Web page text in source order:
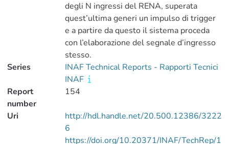
degli N ingressi del RENA, superata
quest’ultima generi un impulso di trigger
e a partire da questo il sistema proceda
con l’elaborazione del segnale d’ingresso
stesso.
Series
INAF Technical Reports - Rapporti Tecnici
INAF
Report
number
154
Uri
http://hdl.handle.net/20.500.12386/3222
6
https://doi.org/10.20371/INAF/TechRep/1